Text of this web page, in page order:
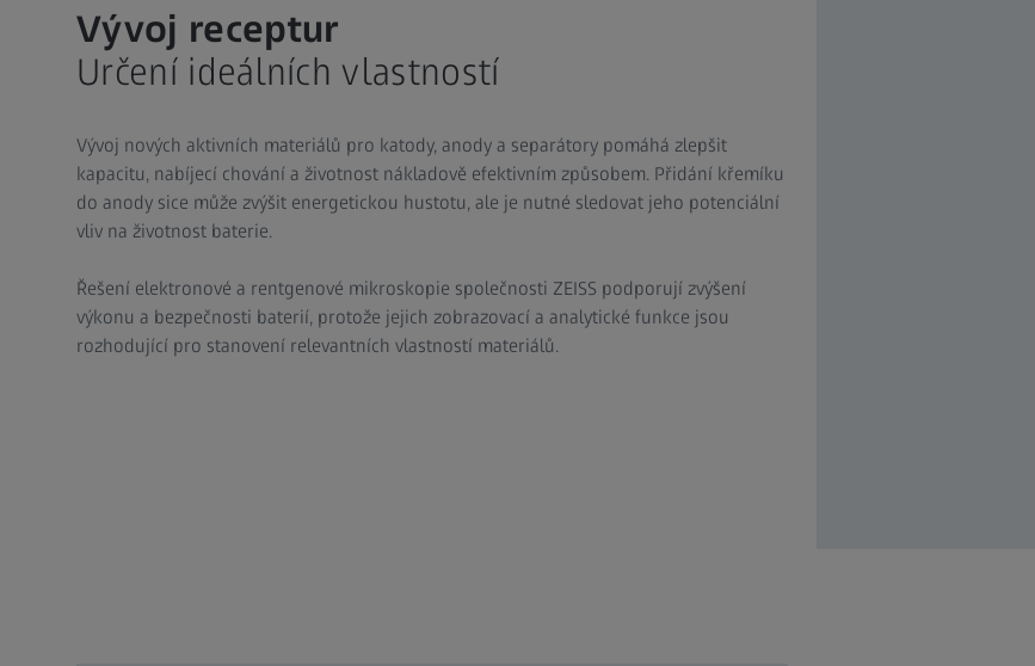
Vývoj receptur
Určení ideálních vlastností
Vývoj nových aktivních materiálů pro katody, anody a separátory pomáhá zlepšit
kapacitu, nabíjecí chování a životnost nákladově efektivním způsobem. Přidání křemíku
do anody sice může zvýšit energetickou hustotu, ale je nutné sledovat jeho potenciální
vliv na životnost baterie.
Řešení elektronové a rentgenové mikroskopie společnosti ZEISS podporují zvýšení
výkonu a bezpečnosti baterií, protože jejich zobrazovací a analytické funkce jsou
rozhodující pro stanovení relevantních vlastností materiálů.